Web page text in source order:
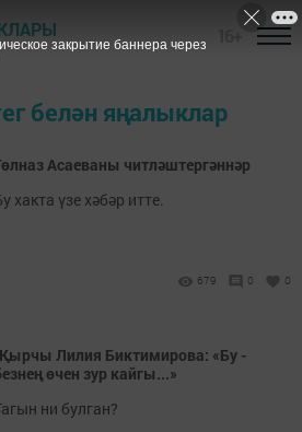
белән яңалыклар
Асаеваны читләштергәннәр
хакта үзе хәбәр итте.
679 0 0
Лилия Биктимирова: «Бу -
өчен зур кайгы...»
ни булган?
закрытие баннера через